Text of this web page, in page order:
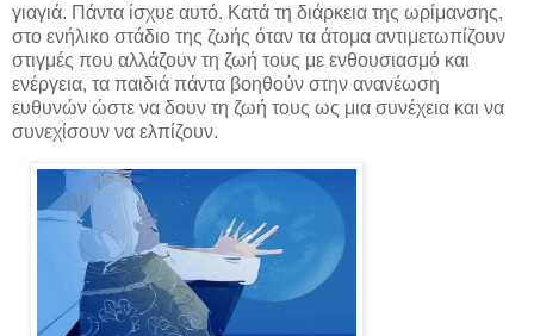
γιαγιά. Πάντα ίσχυε αυτό. Κατά τη διάρκεια της ωρίμανσης,
στο ενήλικο στάδιο της ζωής όταν τα άτομα αντιμετωπίζουν
στιγμές που αλλάζουν τη ζωή τους με ενθουσιασμό και
ενέργεια, τα παιδιά πάντα βοηθούν στην ανανέωση
ευθυνών ώστε να δουν τη ζωή τους ως μια συνέχεια και να
συνεχίσουν να ελπίζουν.